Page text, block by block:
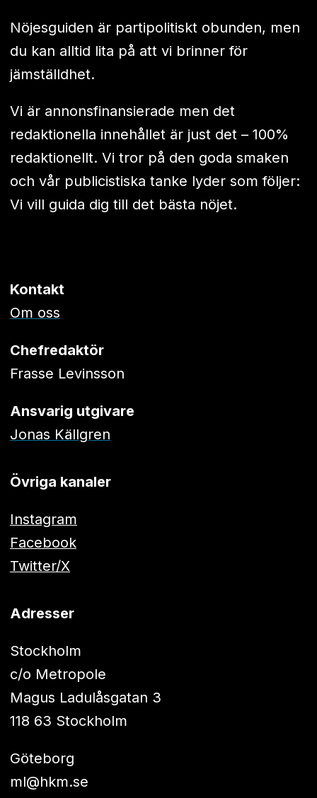
Nöjesguiden är partipolitiskt obunden, men
du kan alltid lita på att vi brinner för
jämställdhet.
Vi är annonsfinansierade men det
redaktionella innehållet är just det – 100%
redaktionellt. Vi tror på den goda smaken
och vår publicistiska tanke lyder som följer:
Vi vill guida dig till det bästa nöjet.
Kontakt
Om oss
Chefredaktör
Frasse Levinsson
Ansvarig utgivare
Jonas Källgren
Övriga kanaler
Instagram
Facebook
Twitter/X
Adresser
Stockholm
c/o Metropole
Magus Ladulåsgatan 3
118 63 Stockholm
Göteborg
ml@hkm.se